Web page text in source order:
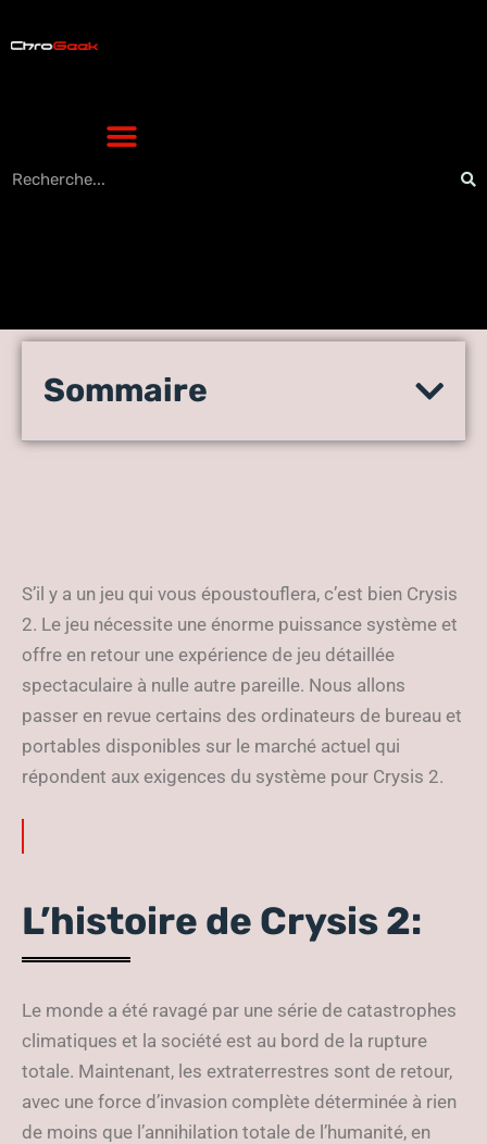
Des ordinateurs portables
jouer à Crysis 2
Sommaire
S’il y a un jeu qui vous époustouflera, c’est bien Crysis
2. Le jeu nécessite une énorme puissance système et
offre en retour une expérience de jeu détaillée
spectaculaire à nulle autre pareille. Nous allons
passer en revue certains des ordinateurs de bureau et
portables disponibles sur le marché actuel qui
répondent aux exigences du système pour Crysis 2.
L’histoire de Crysis 2:
Le monde a été ravagé par une série de catastrophes
climatiques et la société est au bord de la rupture
totale. Maintenant, les extraterrestres sont de retour,
avec une force d’invasion complète déterminée à rien
de moins que l’annihilation totale de l’humanité, en